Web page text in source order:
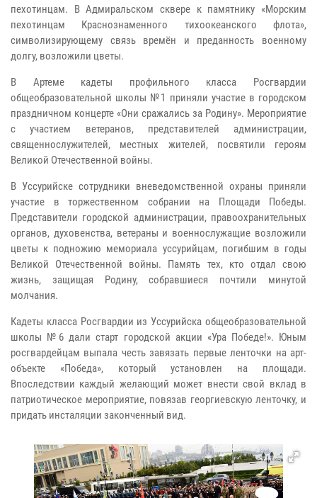
пехотинцам. В Адмиральском сквере к памятнику «Морским
пехотинцам Краснознаменного тихоокеанского флота»,
символизирующему связь времён и преданность военному
долгу, возложили цветы.
В Артеме кадеты профильного класса Росгвардии
общеобразовательной школы №1 приняли участие в городском
праздничном концерте «Они сражались за Родину». Мероприятие
с участием ветеранов, представителей администрации,
священнослужителей, местных жителей, посвятили героям
Великой Отечественной войны.
В Уссурийске сотрудники вневедомственной охраны приняли
участие в торжественном собрании на Площади Победы.
Представители городской администрации, правоохранительных
органов, духовенства, ветераны и военнослужащие возложили
цветы к подножию мемориала уссурийцам, погибшим в годы
Великой Отечественной войны. Память тех, кто отдал свою
жизнь, защищая Родину, собравшиеся почтили минутой
молчания.
Кадеты класса Росгвардии из Уссурийска общеобразовательной
школы №6 дали старт городской акции «Ура Победе!». Юным
росгвардейцам выпала честь завязать первые ленточки на арт-
объекте «Победа», который установлен на площади.
Впоследствии каждый желающий может внести свой вклад в
патриотическое мероприятие, повязав георгиевскую ленточку, и
придать инсталяции законченный вид.